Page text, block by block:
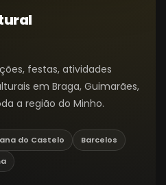
festas, atividades
em Braga, Guimarães,
a região do Minho.
do Castelo
Barcelos